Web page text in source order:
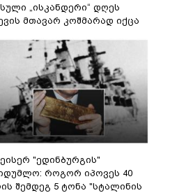
„ისკანდერი“ დღეს
მთავარ კოშმარად იქცა
"ედინბურგის"
როგორ იპოვეს 40
შემდეგ 5 ტონა "სტალინის